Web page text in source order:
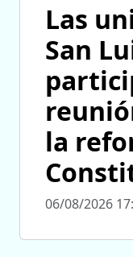
Las
San
la
06/08/2026